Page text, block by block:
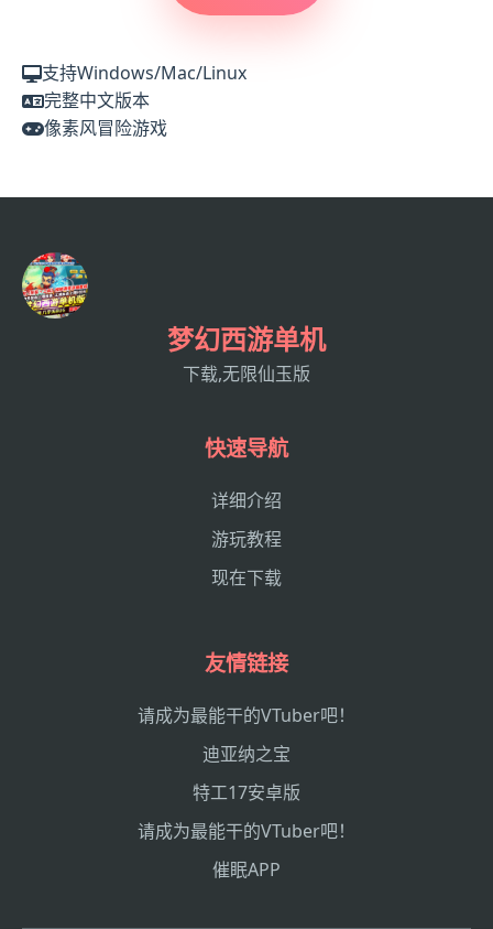
支持Windows/Mac/Linux
完整中文版本
像素风冒险游戏
梦幻西游单机
下载,无限仙玉版
快速导航
详细介绍
游玩教程
现在下载
友情链接
请成为最能干的VTuber吧！
迪亚纳之宝
特工17安卓版
请成为最能干的VTuber吧！
催眠APP